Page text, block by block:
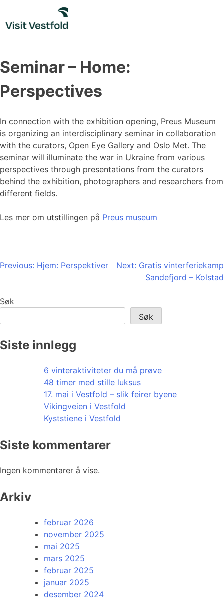
content
Seminar – Home:
Perspectives
In connection with the exhibition opening, Preus Museum
is organizing an interdisciplinary seminar in collaboration
with the curators, Open Eye Gallery and Oslo Met. The
seminar will illuminate the war in Ukraine from various
perspectives through presentations from the curators
behind the exhibition, photographers and researchers from
different fields.
Les mer om utstillingen på Preus museum
Innleggsnavigasjon
Previous: Hjem: Perspektiver Next: Gratis vinterferiekamp
Sandefjord – Kolstad
Søk
Søk
Siste innlegg
6 vinteraktiviteter du må prøve
48 timer med stille luksus
17. mai i Vestfold – slik feirer byene
Vikingveien i Vestfold
Kyststiene i Vestfold
Siste kommentarer
Ingen kommentarer å vise.
Arkiv
februar 2026
november 2025
mai 2025
mars 2025
februar 2025
januar 2025
desember 2024